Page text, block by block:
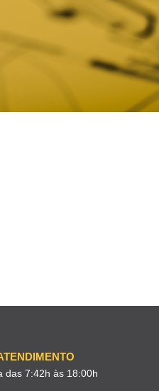
das 7:42h às 18:00h